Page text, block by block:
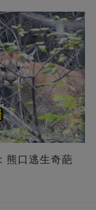
熊口逃生奇葩